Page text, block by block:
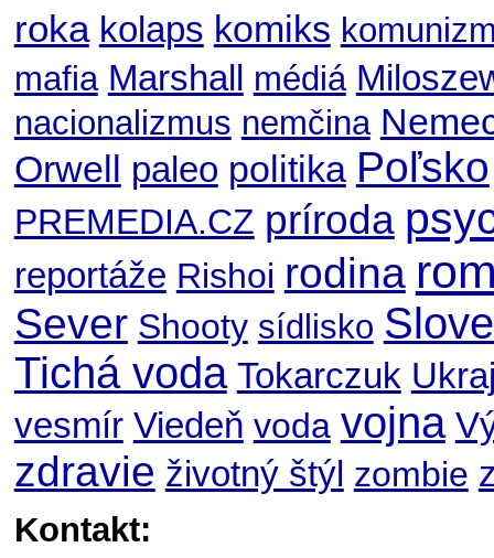
roka kolaps komiks
mafia Marshall médiá
nacionalizmus nemčina
Orwell paleo politika Poľsko
PREMEDIA.CZ príroda
reportáže Rishoi rodina
Sever Shooty sídlisko
Tichá voda Tokarczuk
vesmír Viedeň voda vojna
zdravie životný štýl zombie
Kontakt: